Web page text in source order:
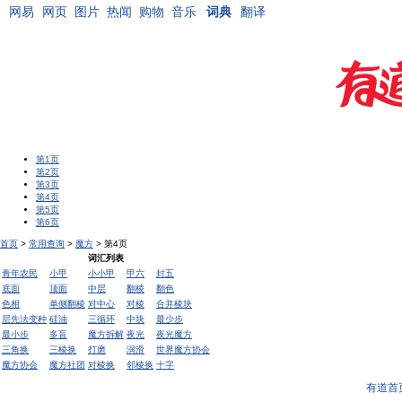
网易 网页 图片 热闻 购物 音乐 词典 翻译
第1页
第2页
第3页
第4页
第5页
第6页
首页 > 常用查询 > 魔方 > 第4页
词汇列表
青年农民
小甲 小小甲 甲六
封五
底面
顶面 中层 翻棱
翻色
色相
单侧翻棱 对中心 对棱
合并棱块
层先法变种 硅油 三循环 中块
最少步
最小步
多盲 魔方拆解 夜光
夜光魔方
三角换
三棱换 打磨 润滑
世界魔方协会
魔方协会
魔方社团 对棱换 邻棱换 十字
有道首